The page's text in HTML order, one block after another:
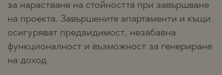
за нарастване на стойността при завършване
на проекта. Завършените апартаменти и къщи
осигуряват предвидимост, незабавна
функционалност и възможност за генериране
на доход.